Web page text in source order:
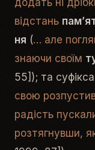
відстань
ня (… але
знаючи своїм
55]); та
свою
радість
розтягнувши,